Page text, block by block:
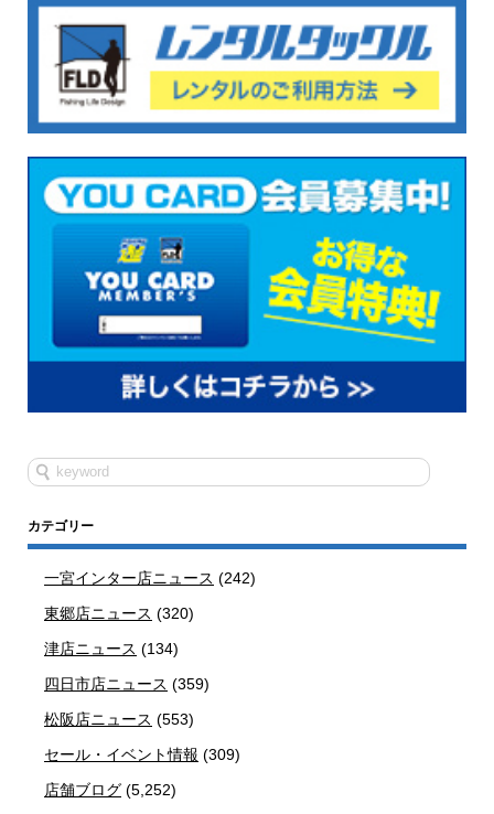
カテゴリー
一宮インター店ニュース (242)
東郷店ニュース (320)
津店ニュース (134)
四日市店ニュース (359)
松阪店ニュース (553)
セール・イベント情報 (309)
店舗ブログ (5,252)